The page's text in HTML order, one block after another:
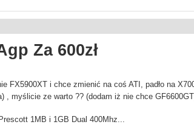
Za 600zł
FX5900XT i chce zmienić na coś ATI, padło na
, myślicie ze warto ?? (dodam iż nie chce
1MB i 1GB Dual 400Mhz...